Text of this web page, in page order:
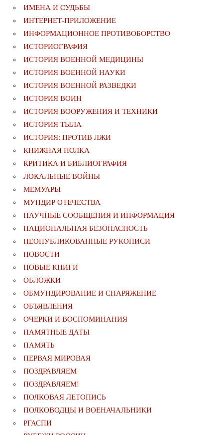
ИМЕНА И СУДЬБЫ
ИНТЕРНЕТ-ПРИЛОЖЕНИЕ
ИНФОРМАЦИОННОЕ ПРОТИВОБОРСТВО
ИСТОРИОГРАФИЯ
ИСТОРИЯ ВОЕННОЙ МЕДИЦИНЫ
ИСТОРИЯ ВОЕННОЙ НАУКИ
ИСТОРИЯ ВОЕННОЙ РАЗВЕДКИ
ИСТОРИЯ ВОИН
ИСТОРИЯ ВООРУЖЕНИЯ И ТЕХНИКИ
ИСТОРИЯ ТЫЛА
ИСТОРИЯ: ПРОТИВ ЛЖИ
КНИЖНАЯ ПОЛКА
КРИТИКА И БИБЛИОГРАФИЯ
ЛОКАЛЬНЫЕ ВОЙНЫ
МЕМУАРЫ
МУНДИР ОТЕЧЕСТВА
НАУЧНЫЕ СООБЩЕНИЯ И ИНФОРМАЦИЯ
НАЦИОНАЛЬНАЯ БЕЗОПАСНОСТЬ
НЕОПУБЛИКОВАННЫЕ РУКОПИСИ
НОВОСТИ
НОВЫЕ КНИГИ
ОБЛОЖКИ
ОБМУНДИРОВАНИЕ И СНАРЯЖЕНИЕ
ОБЪЯВЛЕНИЯ
ОЧЕРКИ И ВОСПОМИНАНИЯ
ПАМЯТНЫЕ ДАТЫ
ПАМЯТЬ
ПЕРВАЯ МИРОВАЯ
ПОЗДРАВЛЯЕМ
ПОЗДРАВЛЯЕМ!
ПОЛКОВАЯ ЛЕТОПИСЬ
ПОЛКОВОДЦЫ И ВОЕНАЧАЛЬНИКИ
РГАСПИ